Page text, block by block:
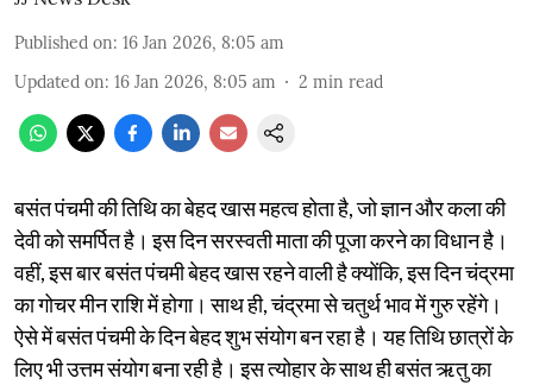
Published on: 16 Jan 2026, 8:05 am
Updated on: 16 Jan 2026, 8:05 am 2 min read
बसंत पंचमी की तिथि का बेहद खास महत्व होता है, जो ज्ञान और कला की
देवी को समर्पित है। इस दिन सरस्वती माता की पूजा करने का विधान है।
वहीं, इस बार बसंत पंचमी बेहद खास रहने वाली है क्योंकि, इस दिन चंद्रमा
का गोचर मीन राशि में होगा। साथ ही, चंद्रमा से चतुर्थ भाव में गुरु रहेंगे।
ऐसे में बसंत पंचमी के दिन बेहद शुभ संयोग बन रहा है। यह तिथि छात्रों के
लिए भी उत्तम संयोग बना रही है। इस त्योहार के साथ ही बसंत ऋतु का